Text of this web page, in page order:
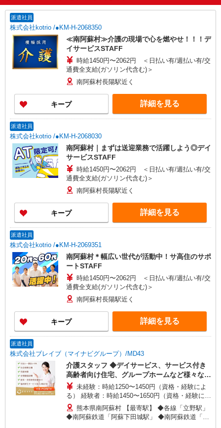
派遣社員
株式会社kotrio /●KM-H-2068350
≪南阿蘇村≫介護の現場で心を燃やせ！！！デ
イサービスSTAFF
時給1450円〜2062円 ＜日払い有/週払い有/交
通費全支給(ガソリン代含む)＞
南阿蘇村長陽駅近く
キープ 詳細を見る
派遣社員
株式会社kotrio /●KM-H-2068030
南阿蘇村｜まずは送迎業務で活躍しよう◎デイ
サービスSTAFF
時給1450円〜2062円 ＜日払い有/週払い有/交
通費全支給(ガソリン代含む)＞
南阿蘇村長陽駅近く
キープ 詳細を見る
派遣社員
株式会社kotrio /●KM-H-2069351
南阿蘇村＊幅広い世代が活動中！サ高住のサポ
ートSTAFF
時給1450円〜2062円 ＜日払い有/週払い有/交
通費全支給(ガソリン代含む)＞
南阿蘇村長陽駅近く
キープ 詳細を見る
派遣社員
株式会社ブレイブ（マイナビグループ）/MD43
介護スタッフ ◆デイサービス、サービス付き
高齢者向け住宅、グループホームなど様々な勤
務先から選べます。
未経験：時給1250〜1450円（資格・経験によ
る） 経験者：時給1450〜1650円（資格・経験によ
る） ◎月収例 時給1650円×1日8時間×22日（週5
日）＝29万400円 ◆昇給あり ◆支払い方法 ※日払
い/週払い/月払い対応も可能です。詳しくは面談時
熊本県南阿蘇村 【最寄駅】 ◆各線「立野駅」
◆南阿蘇鉄道「阿蘇下田城駅」 ◆南阿蘇鉄道「阿